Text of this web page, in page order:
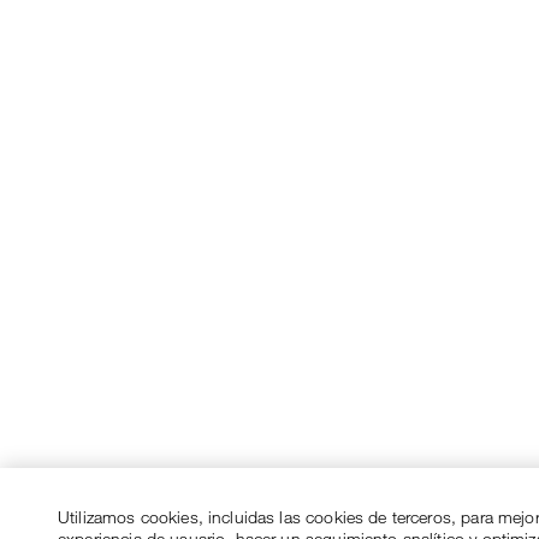
Utilizamos cookies, incluidas las cookies de terceros, para